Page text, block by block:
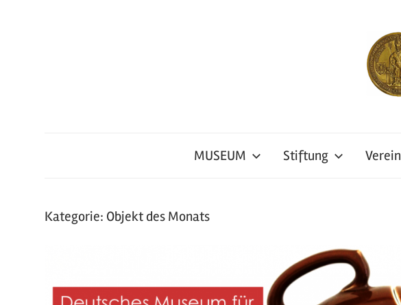
e.V.
Tafelkultur
MUSEUM Stiftung Verein
Kategorie: Objekt des Monats